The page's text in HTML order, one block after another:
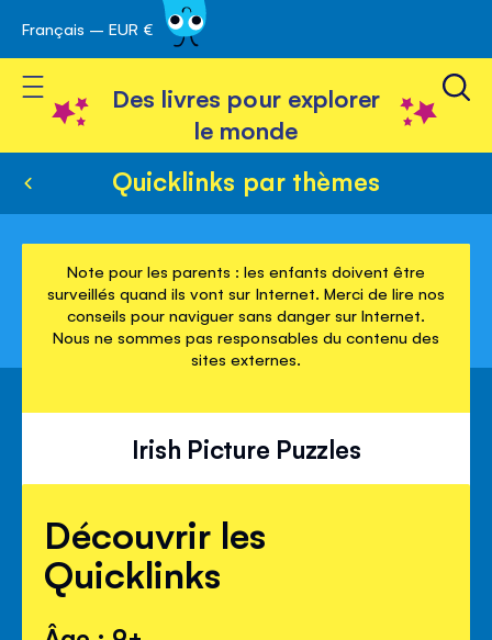
Skip
to
Content
Français – EUR €
Toggle Nav
Des livres pour explorer
le monde
Quicklinks par thèmes
Note pour les parents : les enfants doivent être
surveillés quand ils vont sur Internet. Merci de lire nos
conseils pour naviguer sans danger sur Internet.
Nous ne sommes pas responsables du contenu des
sites externes.
Irish Picture Puzzles
Découvrir les
Quicklinks